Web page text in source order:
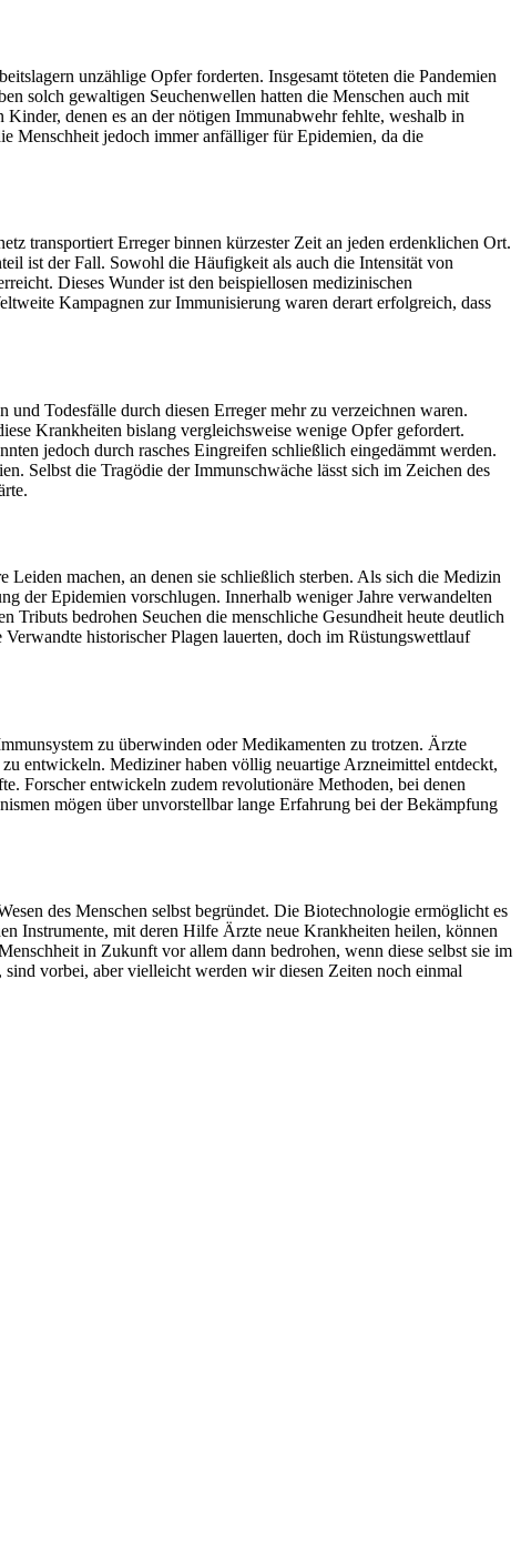
unzählige Opfer forderten. Insgesamt töteten die Pandemien
solch gewaltigen Seuchenwellen hatten die Menschen auch mit
denen es an der nötigen Immunabwehr fehlte, weshalb in
Menschheit jedoch immer anfälliger für Epidemien, da die
transportiert Erreger binnen kürzester Zeit an jeden erdenklichen Ort.
ist der Fall. Sowohl die Häufigkeit als auch die Intensität von
Dieses Wunder ist den beispiellosen medizinischen
Kampagnen zur Immunisierung waren derart erfolgreich, dass
Todesfälle durch diesen Erreger mehr zu verzeichnen waren.
Krankheiten bislang vergleichsweise wenige Opfer gefordert.
jedoch durch rasches Eingreifen schließlich eingedämmt werden.
Selbst die Tragödie der Immunschwäche lässt sich im Zeichen des
Leiden machen, an denen sie schließlich sterben. Als sich die Medizin
der Epidemien vorschlugen. Innerhalb weniger Jahre verwandelten
Tributs bedrohen Seuchen die menschliche Gesundheit heute deutlich
historischer Plagen lauerten, doch im Rüstungswettlauf
zu überwinden oder Medikamenten zu trotzen. Ärzte
entwickeln. Mediziner haben völlig neuartige Arzneimittel entdeckt,
Forscher entwickeln zudem revolutionäre Methoden, bei denen
mögen über unvorstellbar lange Erfahrung bei der Bekämpfung
des Menschen selbst begründet. Die Biotechnologie ermöglicht es
Instrumente, mit deren Hilfe Ärzte neue Krankheiten heilen, können
in Zukunft vor allem dann bedrohen, wenn diese selbst sie im
vorbei, aber vielleicht werden wir diesen Zeiten noch einmal